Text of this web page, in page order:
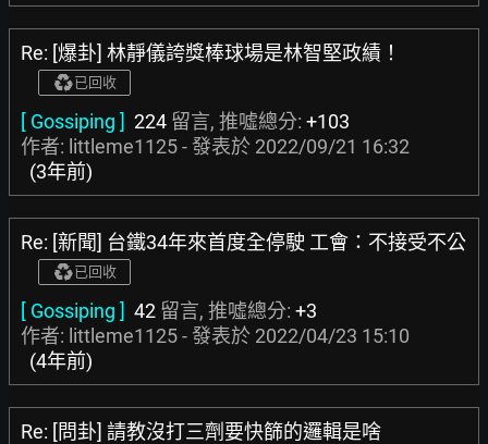
Re: [爆卦] 林靜儀誇獎棒球場是林智堅政績！
已回收
[ Gossiping ] 224 留言, 推噓總分: +103
作者: littleme1125 - 發表於 2022/09/21 16:32
(3年前)
Re: [新聞] 台鐵34年來首度全停駛 工會：不接受不公
已回收
[ Gossiping ] 42 留言, 推噓總分: +3
作者: littleme1125 - 發表於 2022/04/23 15:10
(4年前)
Re: [問卦] 請教沒打三劑要快篩的邏輯是啥